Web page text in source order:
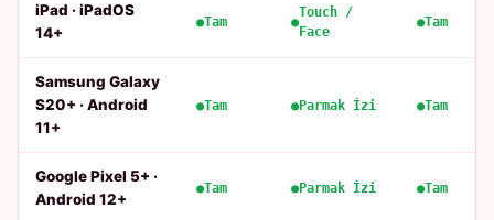
iPad · iPadOS
14+
Tam
Touch /
Face
Tam
Samsung Galaxy
S20+ · Android
11+
Tam Parmak İzi Tam
Google Pixel 5+ ·
Android 12+
Tam Parmak İzi Tam